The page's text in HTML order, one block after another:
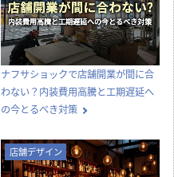
飲食店の内装工事期間はどのくら
い？居抜き・スケルトンの目安と工
知識